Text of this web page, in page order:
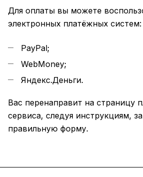
Для оплаты вы можете
электронных платёжных систем:
PayPal;
WebMoney;
Яндекс.Деньги.
Вас перенаправит на страницу
сервиса, следуя инструкциям,
правильную форму.